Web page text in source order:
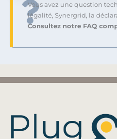
Vous avez une question
légalité, Synergrid, la
Consultez notre FAQ